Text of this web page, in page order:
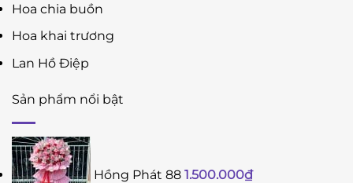
Hoa chia buồn
Hoa khai trương
Lan Hồ Điệp
Sản phẩm nổi bật
Hồng Phát 88 1.500.000₫